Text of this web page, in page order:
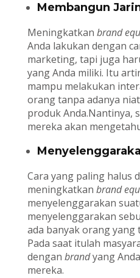
Membangun
Meningkatkan brand
Anda lakukan dengan
marketing, tapi juga
yang Anda miliki. Itu
mampu melakukan
orang tanpa adanya
produk Anda.Nantinya,
mereka akan
Cara yang paling halus
meningkatkan brand
menyelenggarakan
menyelenggarakan
ada banyak orang
Pada saat itulah
dengan brandyang
mereka.